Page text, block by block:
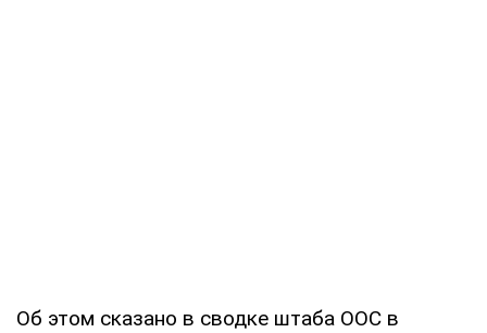
Об этом сказано в сводке штаба ООС в